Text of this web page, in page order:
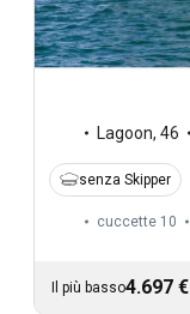
Lagoon, 46
senza Skipper
cuccette 10
Il più basso4.697 €